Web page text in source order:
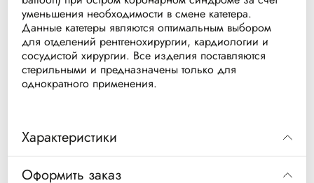
Характеристики
Оформить заказ
уменьшения необходимости в смене катетера.
Данные катетеры являются оптимальным выбором
для отделений рентгенохирургии, кардиологии и
сосудистой хирургии. Все изделия поставляются
стерильными и предназначены только для
однократного применения.